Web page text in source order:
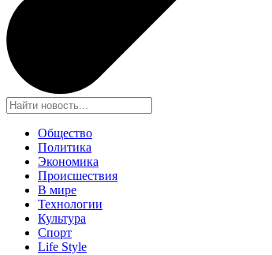
Общество
Политика
Экономика
Происшествия
В мире
Технологии
Культура
Спорт
Life Style